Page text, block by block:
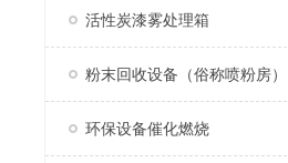
活性炭漆雾处理箱
粉末回收设备（俗称喷粉房）
环保设备催化燃烧